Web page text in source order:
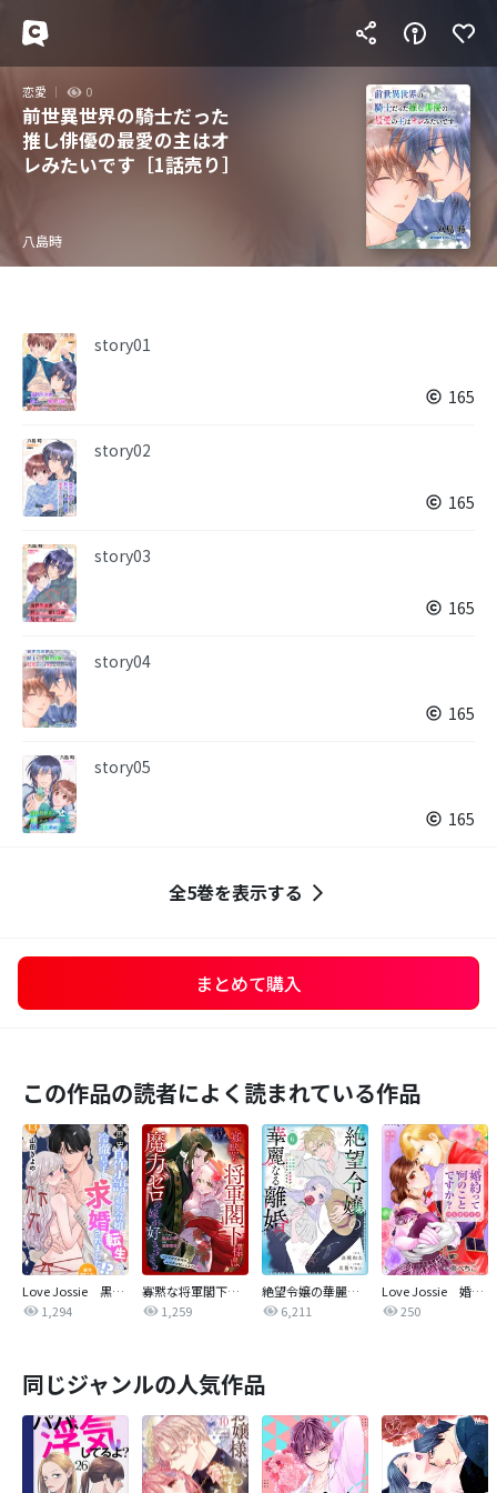
恋愛 0
前世異世界の騎士だった
推し俳優の最愛の主はオ
レみたいです［1話売り］
八島時
story01
165
story02
165
story03
165
story04
165
story05
165
全5巻を表示する
まとめて購入
この作品の読者によく読まれている作品
Love Jossie 黒歴史自作小説の追放令嬢に転生したら冷徹皇子に求婚されました！？
1,294
寡黙な将軍閣下様は魔力ゼロの嫁が好きすぎる～なぜか旦那様の心の声が聞こえます！？～［1話売り］
1,259
絶望令嬢の華麗なる離婚～幼馴染の大公閣下の溺愛が止まらないのです～
6,211
Love Jossie 婚約って何のことですか？
250
同じジャンルの人気作品